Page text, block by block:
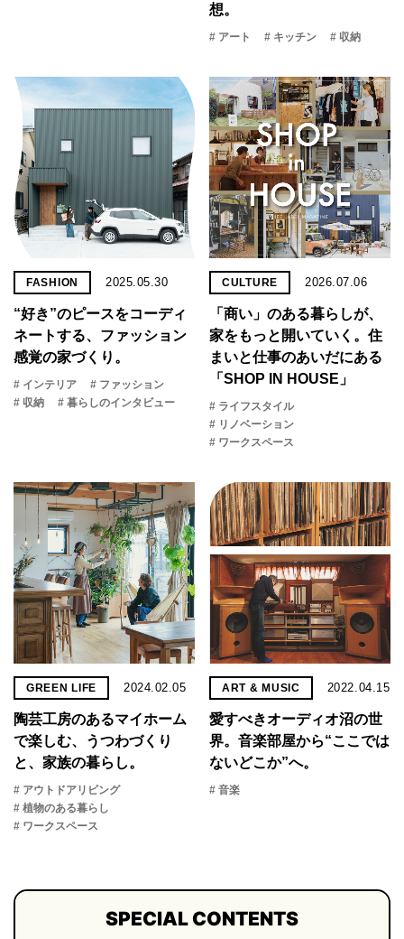
想。
# アート # キッチン # 収納
FASHION 2025.05.30
“好き”のピースをコーディ
ネートする、ファッション
感覚の家づくり。
# インテリア
# ファッション
# 収納
# 暮らしのインタビュー
CULTURE 2026.07.06
「商い」の​ある​暮らしが、​
家を​もっと​開いていく。​住
まいと​仕事の​あいだに​ある​
「SHOP IN HOUSE」
# ライフスタイル
# リノベーション
# ワークスペース
GREEN LIFE 2024.02.05
陶芸工房のあるマイホーム
で楽しむ、うつわづくり
と、家族の暮らし。
# アウトドアリビング
# 植物のある暮らし
# ワークスペース
ART & MUSIC 2022.04.15
愛すべきオーディオ沼の世
界。音楽部屋から“ここでは
ないどこか”へ。
# 音楽
SPECIAL CONTENTS